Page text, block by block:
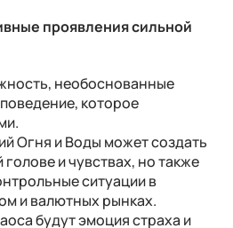
проявления сильной
необоснованные
которое
Огня и Воды может создать
и чувствах, но также
ситуации в
и валютных рынках.
будут эмоция страха и